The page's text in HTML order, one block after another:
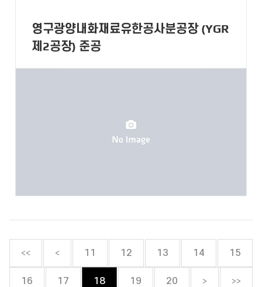
영구광양내화재료유한공사분공장 (YGR
제2공장) 준공
<< < 11 12 13 14 15
16 17 18 19 20 > >>